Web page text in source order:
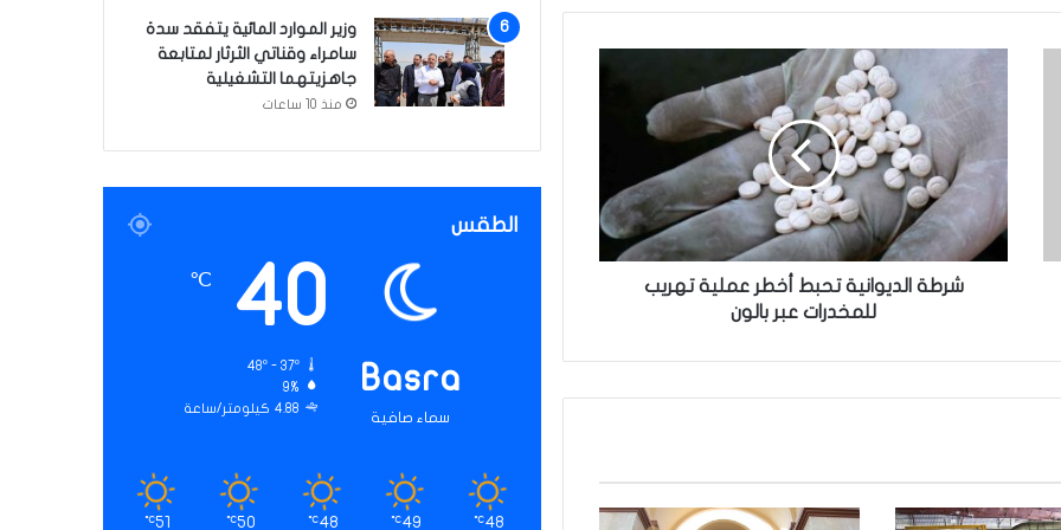
ا
ل
د
ي
و
ة
أ
خ
شرطة الديوانية تحبط أخطر عملية تهريب
للمخدرات عبر بالون
وزير الموارد المائية يتفقد سدة
سامراء وقناتي الثرثار لمتابعة
جاهزيتهما التشغيلية
منذ 10 ساعات
الطقس
Basra
سماء صافية
40
℃
48º - 37º
9%
4.88 كيلومتر/ساعة
48
℃
49
℃
48
℃
50
℃
51
℃